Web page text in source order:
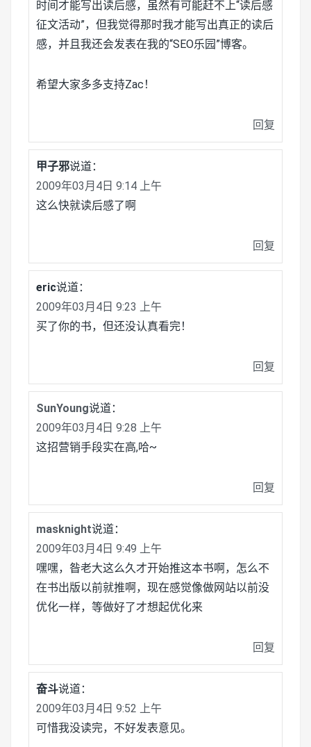
时间才能写出读后感，虽然有可能赶不上“读后感
征文活动”，但我觉得那时我才能写出真正的读后
感，并且我还会发表在我的“SEO乐园”博客。
希望大家多多支持Zac！
回复
甲子邪说道：
2009年03月4日 9:14 上午
这么快就读后感了啊
回复
eric说道：
2009年03月4日 9:23 上午
买了你的书，但还没认真看完！
回复
SunYoung说道：
2009年03月4日 9:28 上午
这招营销手段实在高,哈~
回复
masknight说道：
2009年03月4日 9:49 上午
嘿嘿，昝老大这么久才开始推这本书啊，怎么不
在书出版以前就推啊，现在感觉像做网站以前没
优化一样，等做好了才想起优化来
回复
奋斗说道：
2009年03月4日 9:52 上午
可惜我没读完，不好发表意见。